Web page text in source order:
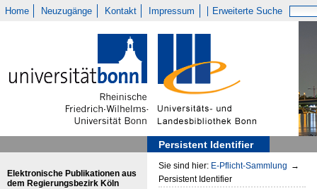
Home Neuzugänge Kontakt Impressum Erweiterte Suche
Persistent Identifier
Elektronische Publikationen aus
dem Regierungsbezirk Köln
Sie sind hier: E-Pflicht-Sammlung →
Persistent Identifier